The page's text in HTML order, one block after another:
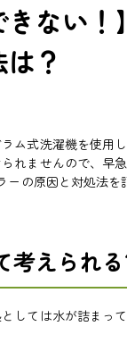
きない
？
ム式洗濯機を使用
れませんので、早
ーの原因と対処法を
考えられ
しては水が詰まっ